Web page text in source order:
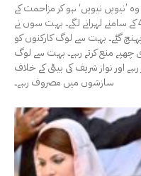
’نیویں نیویں‘ ہو کر مزاحمت کے
دور میں مفاہمت کا پرچم گیٹ نمبر 4 کے سامنے لہرانے لگے۔ بہت سوں نے
پہنچ گئے۔ بہت سے لوگ کارکنوں کو
منع کرتے رہے۔ بہت سے لوگ
اور نواز شریف کی بیٹی کے خلاف
سازشوں میں مصروف رہے۔